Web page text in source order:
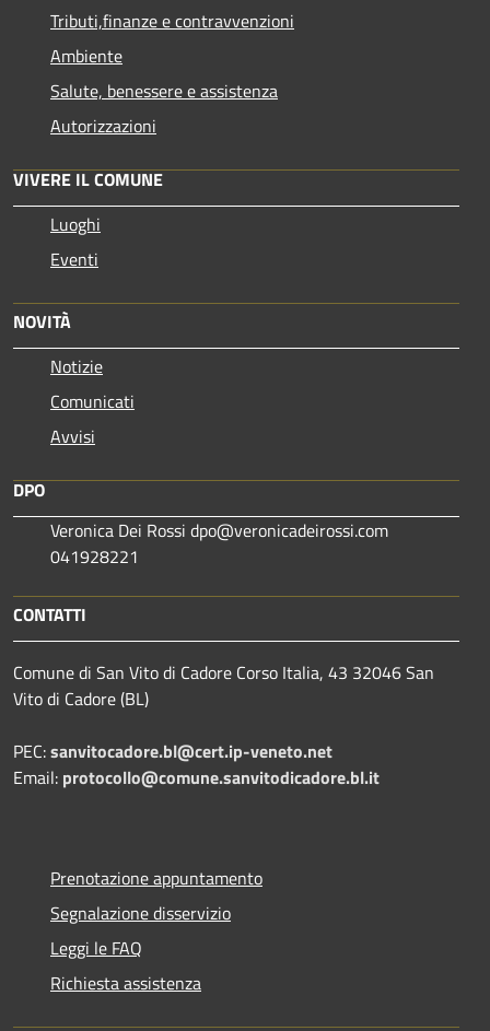
Tributi,finanze e contravvenzioni
Ambiente
Salute, benessere e assistenza
Autorizzazioni
VIVERE IL COMUNE
Luoghi
Eventi
NOVITÀ
Notizie
Comunicati
Avvisi
DPO
Veronica Dei Rossi dpo@veronicadeirossi.com
041928221
CONTATTI
Comune di San Vito di Cadore Corso Italia, 43 32046 San
Vito di Cadore (BL)
PEC:sanvitocadore.bl@cert.ip-veneto.net
Email: protocollo@comune.sanvitodicadore.bl.it
Prenotazione appuntamento
Segnalazione disservizio
Leggi le FAQ
Richiesta assistenza